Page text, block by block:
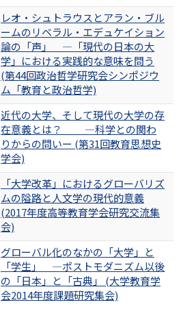
レオ・シュトラウスとアラン・ブル
ームのリベラル・エデュケイション
論の「声」 ―「現代の日本の大
学」における実践的な意味を問う
(第44回政治哲学研究会シンポジウ
ム「教育と政治哲学)
近代の大学、そして現代の大学の存
在意義とは？ ―科学との関わ
りからの問いー (第31回教育思想史
学会)
「大学改革」におけるグローバリズ
ムの隘路と人文学の現代的意義
(2017年度高等教育学会研究交流集
会)
グローバル化のなかの「大学」と
「学生」 ―ポストモダニズム以後
の「日本」と「古典」 (大学教育学
会2014年度課題研究集会)